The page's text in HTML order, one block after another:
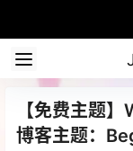
【免费主题
博客主题：